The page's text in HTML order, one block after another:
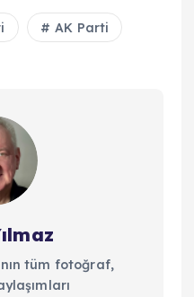
AK Parti
tüm fotoğraf,